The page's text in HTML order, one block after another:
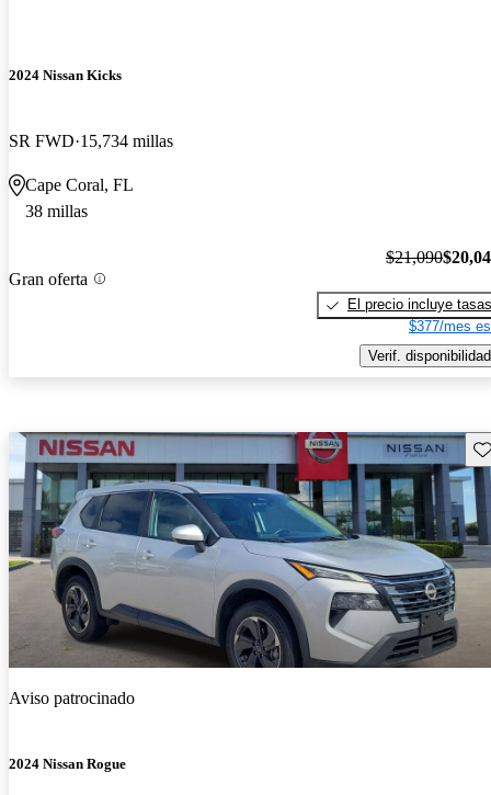
2024 Nissan Kicks
SR FWD 15,734 millas
Cape Coral, FL
38 millas
Gran oferta
$21,090
El precio incluye tasas
$377/mes
Verif. disponibilidad
Aviso patrocinado
2024 Nissan Rogue